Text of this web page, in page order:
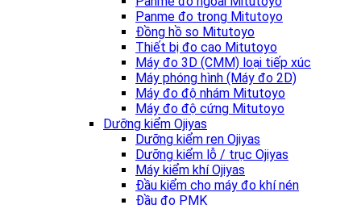
Panme đo trong Mitutoyo
Đồng hồ so Mitutoyo
Thiết bị đo cao Mitutoyo
Máy đo 3D (CMM) loại tiếp xúc
Máy phóng hình (Máy đo 2D)
Máy đo độ nhám Mitutoyo
Máy đo độ cứng Mitutoyo
Dưỡng kiểm Ojiyas
Dưỡng kiểm ren Ojiyas
Dưỡng kiểm lỗ / trục Ojiyas
Máy kiểm khí Ojiyas
Đầu kiểm cho máy đo khí nén
Đầu đo PMK